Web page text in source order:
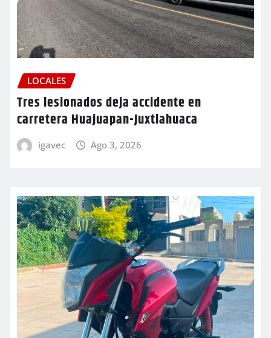
LOCALES
Tres lesionados deja accidente en
carretera Huajuapan-Juxtlahuaca
igavec Ago 3, 2026